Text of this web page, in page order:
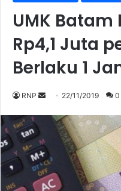
UMK
Rp4,1 Juta
Berlaku 1
RNP
Send
email
22/11/2019 0